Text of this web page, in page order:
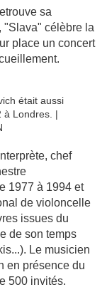
sa
"Slava" célèbre la
place un concert
chef
1977 à 1994 et
de violoncelle
issues du
de son temps
Le musicien
en présence du
500 invités.